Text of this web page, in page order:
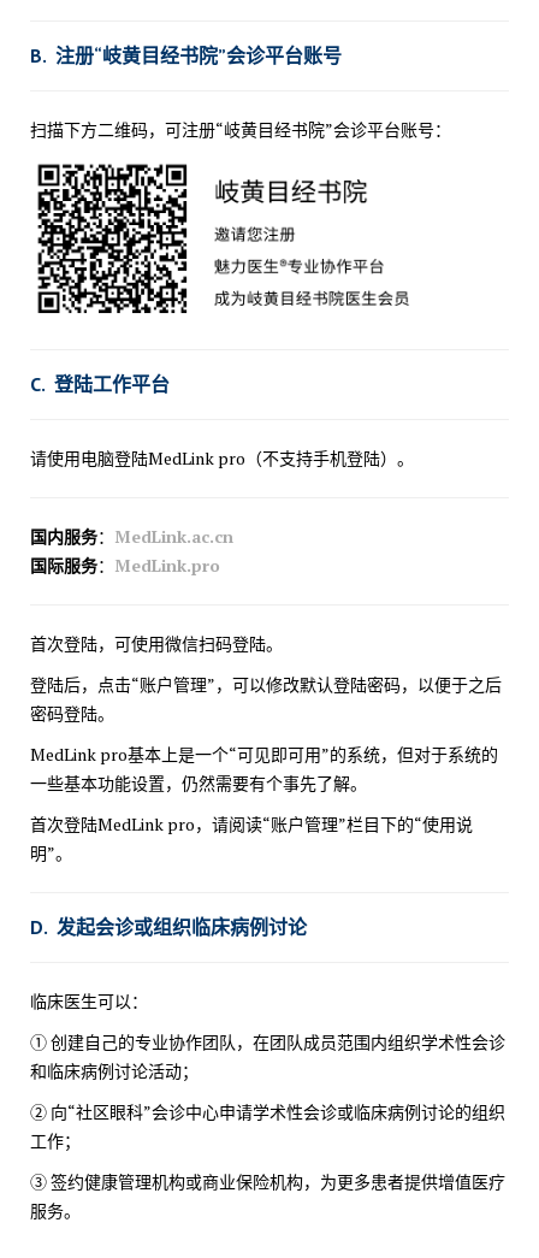
B. 注册“岐黄目经书院”会诊平台账号
扫描下方二维码，可注册“岐黄目经书院”会诊平台账号：
C. 登陆工作平台
请使用电脑登陆MedLink pro（不支持手机登陆）。
国内服务： MedLink.ac.cn
国际服务： MedLink.pro
首次登陆，可使用微信扫码登陆。
登陆后，点击“账户管理”，可以修改默认登陆密码，以便于之后
密码登陆。
MedLink pro基本上是一个“可见即可用”的系统，但对于系统的
一些基本功能设置，仍然需要有个事先了解。
首次登陆MedLink pro，请阅读“账户管理”栏目下的“使用说
明”。
D. 发起会诊或组织临床病例讨论
临床医生可以：
① 创建自己的专业协作团队，在团队成员范围内组织学术性会诊
和临床病例讨论活动；
② 向“社区眼科”会诊中心申请学术性会诊或临床病例讨论的组织
工作；
③ 签约健康管理机构或商业保险机构，为更多患者提供增值医疗
服务。